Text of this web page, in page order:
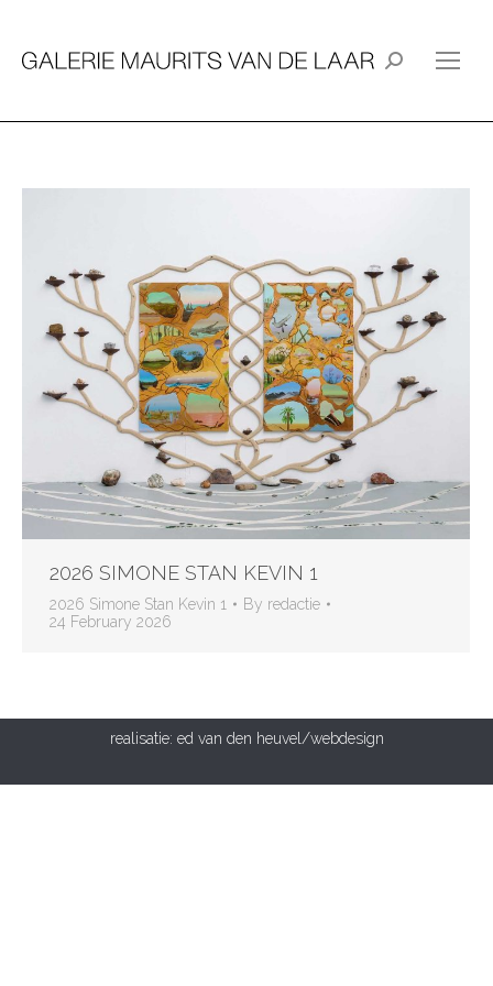
Search:
2026 SIMONE STAN KEVIN 1
2026 Simone Stan Kevin 1 By redactie
24 February 2026
realisatie: ed van den heuvel/webdesign